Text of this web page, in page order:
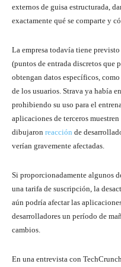
externos de guisa estructurada,
exactamente qué se comparte y
La empresa todavía tiene previsto
(puntos de entrada discretos que
obtengan datos específicos,
de los usuarios. Strava ya había
prohibiendo su uso para el
aplicaciones de terceros
dibujaron reacción de
verían gravemente afectadas.
Si proporcionadamente algunos
una tarifa de suscripción, la
aún podría afectar las
desarrolladores un período de
cambios.
En una entrevista con